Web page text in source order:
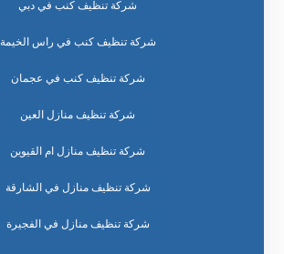
شركة تنظيف كنب في دبي
شركة تنظيف كنب في راس الخيمة
شركة تنظيف كنب في عجمان
شركة تنظيف منازل العين
شركة تنظيف منازل ام القيوين
شركة تنظيف منازل في الشارقة
شركة تنظيف منازل في الفجيرة